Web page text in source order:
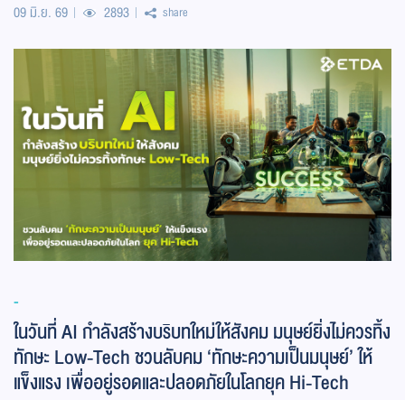
09 มิ.ย. 69
2893 share
-
ในวันที่ AI กำลังสร้างบริบทใหม่ให้สังคม มนุษย์ยิ่งไม่ควรทิ้ง
ทักษะ Low-Tech ชวนลับคม ‘ทักษะความเป็นมนุษย์’ ให้
แข็งแรง เพื่ออยู่รอดและปลอดภัยในโลกยุค Hi-Tech